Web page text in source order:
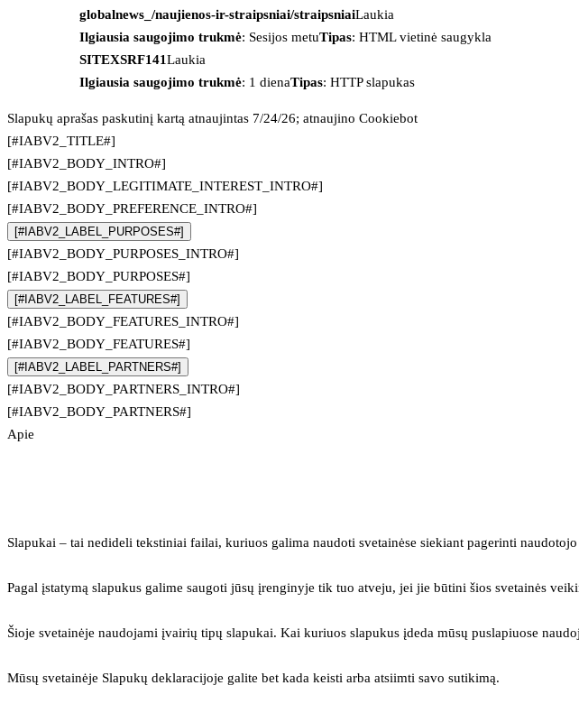
globalnews_/naujienos-ir-straipsniai/straipsniaiLaukia
Ilgiausia saugojimo trukmė: Sesijos metuTipas: HTML vietinė saugykla
SITEXSRF141Laukia
Ilgiausia saugojimo trukmė: 1 dienaTipas: HTTP slapukas
Slapukų aprašas paskutinį kartą atnaujintas 7/24/26; atnaujino Cookiebot
[#IABV2_TITLE#]
[#IABV2_BODY_INTRO#]
[#IABV2_BODY_LEGITIMATE_INTEREST_INTRO#]
[#IABV2_BODY_PREFERENCE_INTRO#]
[#IABV2_LABEL_PURPOSES#]
[#IABV2_BODY_PURPOSES_INTRO#]
[#IABV2_BODY_PURPOSES#]
[#IABV2_LABEL_FEATURES#]
[#IABV2_BODY_FEATURES_INTRO#]
[#IABV2_BODY_FEATURES#]
[#IABV2_LABEL_PARTNERS#]
[#IABV2_BODY_PARTNERS_INTRO#]
[#IABV2_BODY_PARTNERS#]
Apie
Slapukai – tai nedideli tekstiniai failai, kuriuos galima naudoti svetainėse siekiant pagerinti
Pagal įstatymą slapukus galime saugoti jūsų įrenginyje tik tuo atveju, jei jie būtini šios svetainės
Šioje svetainėje naudojami įvairių tipų slapukai. Kai kuriuos slapukus įdeda mūsų puslapiuose
Mūsų svetainėje Slapukų deklaracijoje galite bet kada keisti arba atsiimti savo sutikimą.